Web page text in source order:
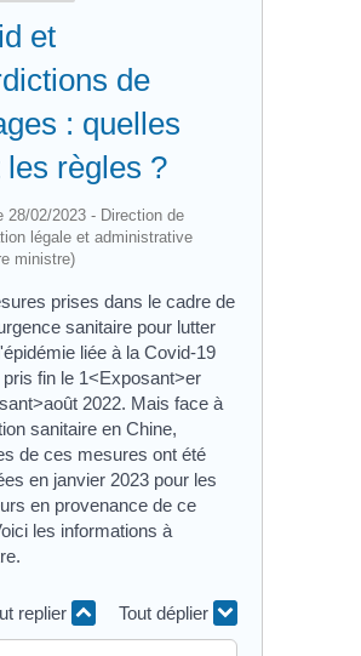
et
de
: quelles
les règles ?
28/02/2023 - Direction de
légale et administrative
ministre)
prises dans le cadre de
sanitaire pour lutter
liée à la Covid-19
fin le 1<Exposant>er
2022. Mais face à
sanitaire en Chine,
de ces mesures ont été
en janvier 2023 pour les
en provenance de ce
les informations à
replier Tout déplier